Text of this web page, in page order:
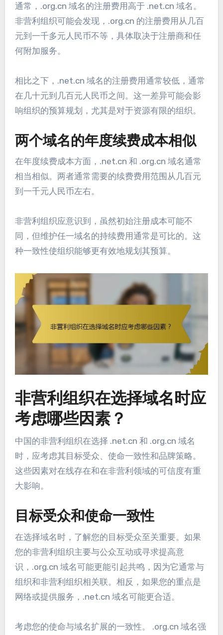
通常，.org.cn 域名的注册费用高于 .net.cn 域名。
非营利组织可能会发现，.org.cn 的注册费用从几百
元到一千多元人民币不等，具体取决于注册商和任
何附加服务。
相比之下，.net.cn 域名的注册费用通常较低，通常
在几十元到几百元人民币之间。这一差异可能会影
响组织的预算规划，尤其是对于资源有限的组织。
两个域名的年度续费成本相似
在年度续费成本方面，.net.cn 和 .org.cn 域名通常
相当相似。两者通常需要的续费费用范围从几百元
到一千元人民币左右。
非营利组织应意识到，虽然初始注册成本可能不
同，但维护任一域名的持续费用通常是可比的。这
种一致性使组织能够更有效地规划其预算。
非营利组织在选择域名时应
考虑哪些因素？
中国的非营利组织在选择 .net.cn 和 .org.cn 域名
时，应考虑其目标受众、使命一致性和品牌策略。
这些因素对在线存在和在非营利领域的可信度有重
大影响。
目标受众和使命一致性
在选择域名时，了解您的目标受众至关重要。如果
您的非营利组织主要与公众互动或寻求提高意
识，.org.cn 域名可能更能引起共鸣，因为它通常与
组织和非营利组织相关联。相反，如果您的重点是
网络或提供服务，.net.cn 域名可能更合适。
考虑您的使命与域名扩展的一致性。 .org.cn 域名强